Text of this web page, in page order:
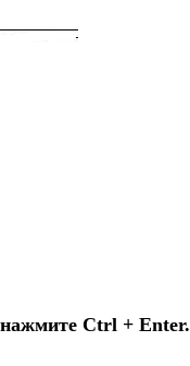
Ctrl + Enter.